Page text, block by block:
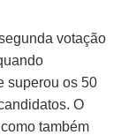
votação
superou os 50
O
também